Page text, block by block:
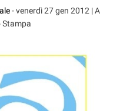
-venerdì 27 gen 2012 | A
Stampa